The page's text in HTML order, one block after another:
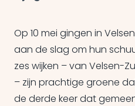
Op 10 mei gingen in
aan de slag om hun
zes wijken – van Velsen-
– zijn prachtige groene
de derde keer dat